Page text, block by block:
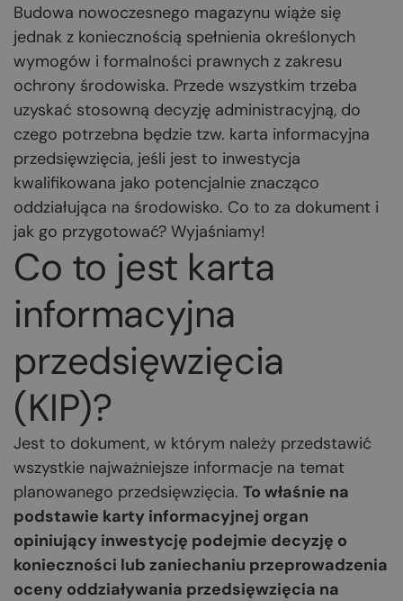
Budowa nowoczesnego magazynu wiąże się
jednak z koniecznością spełnienia określonych
wymogów i formalności prawnych z zakresu
ochrony środowiska. Przede wszystkim trzeba
uzyskać stosowną decyzję administracyjną, do
czego potrzebna będzie tzw. karta informacyjna
przedsięwzięcia, jeśli jest to inwestycja
kwalifikowana jako potencjalnie znacząco
oddziałująca na środowisko. Co to za dokument i
jak go przygotować? Wyjaśniamy!
Co to jest karta
informacyjna
przedsięwzięcia
(KIP)?
Jest to dokument, w którym należy przedstawić
wszystkie najważniejsze informacje na temat
planowanego przedsięwzięcia. To właśnie na
podstawie karty informacyjnej organ
opiniujący inwestycję podejmie decyzję o
konieczności lub zaniechaniu przeprowadzenia
oceny oddziaływania przedsięwzięcia na